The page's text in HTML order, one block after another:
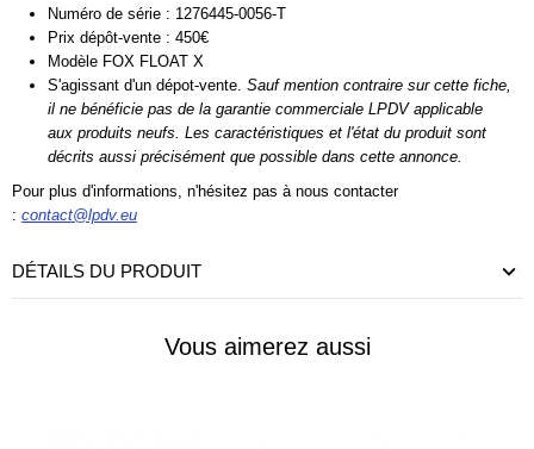
Numéro de série : 1276445-0056-T
Prix dépôt-vente : 450€
Modèle FOX FLOAT X
S'agissant d'un dépot-vente. Sauf mention contraire sur cette fiche,
il ne bénéficie pas de la garantie commerciale LPDV applicable
aux produits neufs. Les caractéristiques et l'état du produit sont
décrits aussi précisément que possible dans cette annonce.
Pour plus d'informations, n'hésitez pas à nous contacter
: contact@lpdv.eu
DÉTAILS DU PRODUIT
Vous aimerez aussi